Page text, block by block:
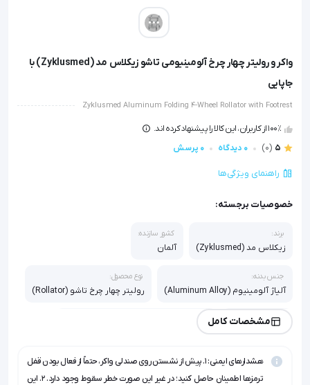
واکر و رولیتر چهار چرخ آلومینیومی تاشو زیکلاس مد (Zyklusmed) با
جاپایی
Zyklusmed Aluminum Folding 4-Wheel Rollator with Footrest
100٪ از کاربران، این کالا را پیشنهاد کرده اند.
5
(0) 0 دیدگاه 0 پرسش
راهنمای ویژگی‌ها
خصوصیات برجسته:
برند:
زیکلاس مد (Zyklusmed)
کشور سازنده:
آلمان
جنس بدنه:
آلیاژ آلومینیوم (Aluminum Alloy)
نوع محصول:
رولیتر چهار چرخ تاشو (Rollator)
قابلیت تنظیم ارتفاع:
دارد (دسته‌ها)
تجهیزات جانبی:
سبد خرید، نشیمنگاه، جاپایی، تکیه‌گاه کمر
مکانیزم ترمز:
ترمزهای روان با قابلیت قفل شدن
مشخصات کامل
هشدارهای ایمنی: ۱. پیش از نشستن روی صندلی واکر، حتماً از فعال بودن قفل
ترمزها اطمینان حاصل کنید؛ در غیر این صورت خطر سقوط وجود دارد. ۲. این